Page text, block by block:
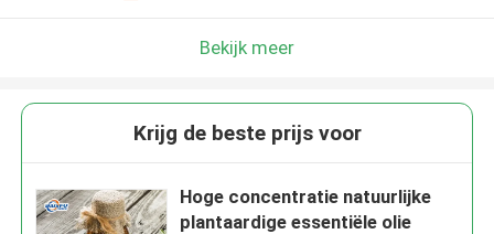
Bekijk meer
Krijg de beste prijs voor
Hoge concentratie natuurlijke
plantaardige essentiële olie